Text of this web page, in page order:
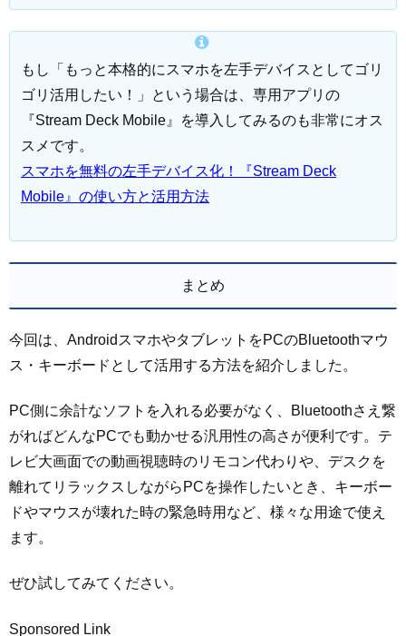
もし「もっと本格的にスマホを左手デバイスとしてゴリ
ゴリ活用したい！」という場合は、専用アプリの
『Stream Deck Mobile』を導入してみるのも非常にオス
スメです。
スマホを無料の左手デバイス化！『Stream Deck
Mobile』の使い方と活用方法
まとめ
今回は、AndroidスマホやタブレットをPCのBluetoothマウ
ス・キーボードとして活用する方法を紹介しました。
PC側に余計なソフトを入れる必要がなく、Bluetoothさえ繋
がればどんなPCでも動かせる汎用性の高さが便利です。テ
レビ大画面での動画視聴時のリモコン代わりや、デスクを
離れてリラックスしながらPCを操作したいとき、キーボー
ドやマウスが壊れた時の緊急時用など、様々な用途で使え
ます。
ぜひ試してみてください。
Sponsored Link